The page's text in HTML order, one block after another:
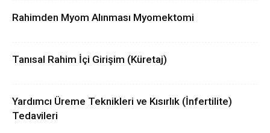
Rahimden Myom Alınması Myomektomi
Tanısal Rahim İçi Girişim (Küretaj)
Yardımcı Üreme Teknikleri ve Kısırlık (İnfertilite)
Tedavileri